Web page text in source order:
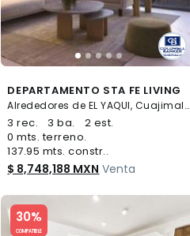
DEPARTAMENTO STA FE LIVING
Alrededores de EL YAQUI, Cuajimalpa de Morelos
3 rec. 3 ba.
2 est.
0 mts. terreno.
137.95 mts. constr..
$ 8,748,188 MXN Venta
30%
COMPATIBLE
Slide 1 of 5